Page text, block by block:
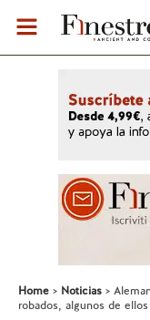
Home Noticias
robados, algunos de